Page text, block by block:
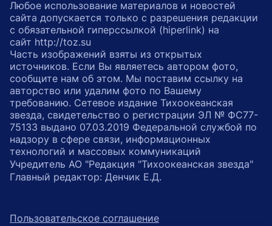
Любое использование материалов и новостей
сайта допускается только с разрешения редакции
с обязательной гиперссылкой (hiperlink) на
сайт http://toz.su
Часть изображений взяты из открытых
источников. Если Вы являетесь автором фото,
сообщите нам об этом. Мы поставим ссылку на
авторство или удалим фото по Вашему
требованию. Сетевое издание Тихоокеанская
звезда, свидетельство о регистрации ЭЛ № ФС77-
75133 выдано 07.03.2019 Федеральной службой по
надзору в сфере связи, информационных
технологий и массовых коммуникаций
Учредитель АО "Редакция "Тихоокеанская звезда"
Главный редактор: Денчик Е.Д.
Пользовательское соглашение